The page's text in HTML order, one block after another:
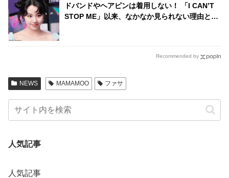
ドバンドやヘアピンは着用しない！ 「I CAN’T
STOP ME」以来、なかなか見られない理由と
Recommended by
NEWS MAMAMOO ファサ
人気記事
人気記事